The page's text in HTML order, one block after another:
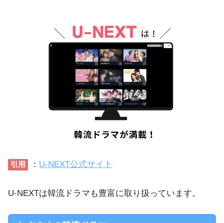
引用 ： U-NEXT公式サイト
U-NEXTは韓流ドラマも豊富に取り扱っています。